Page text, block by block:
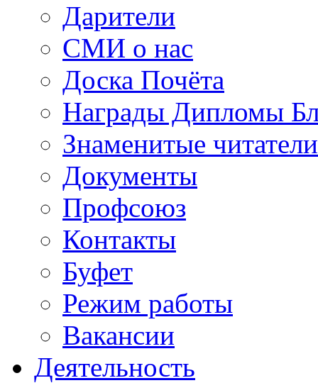
Дарители
СМИ о нас
Доска Почёта
Награды Дипломы
Знаменитые
Документы
Профсоюз
Контакты
Буфет
Режим работы
Вакансии
Деятельность